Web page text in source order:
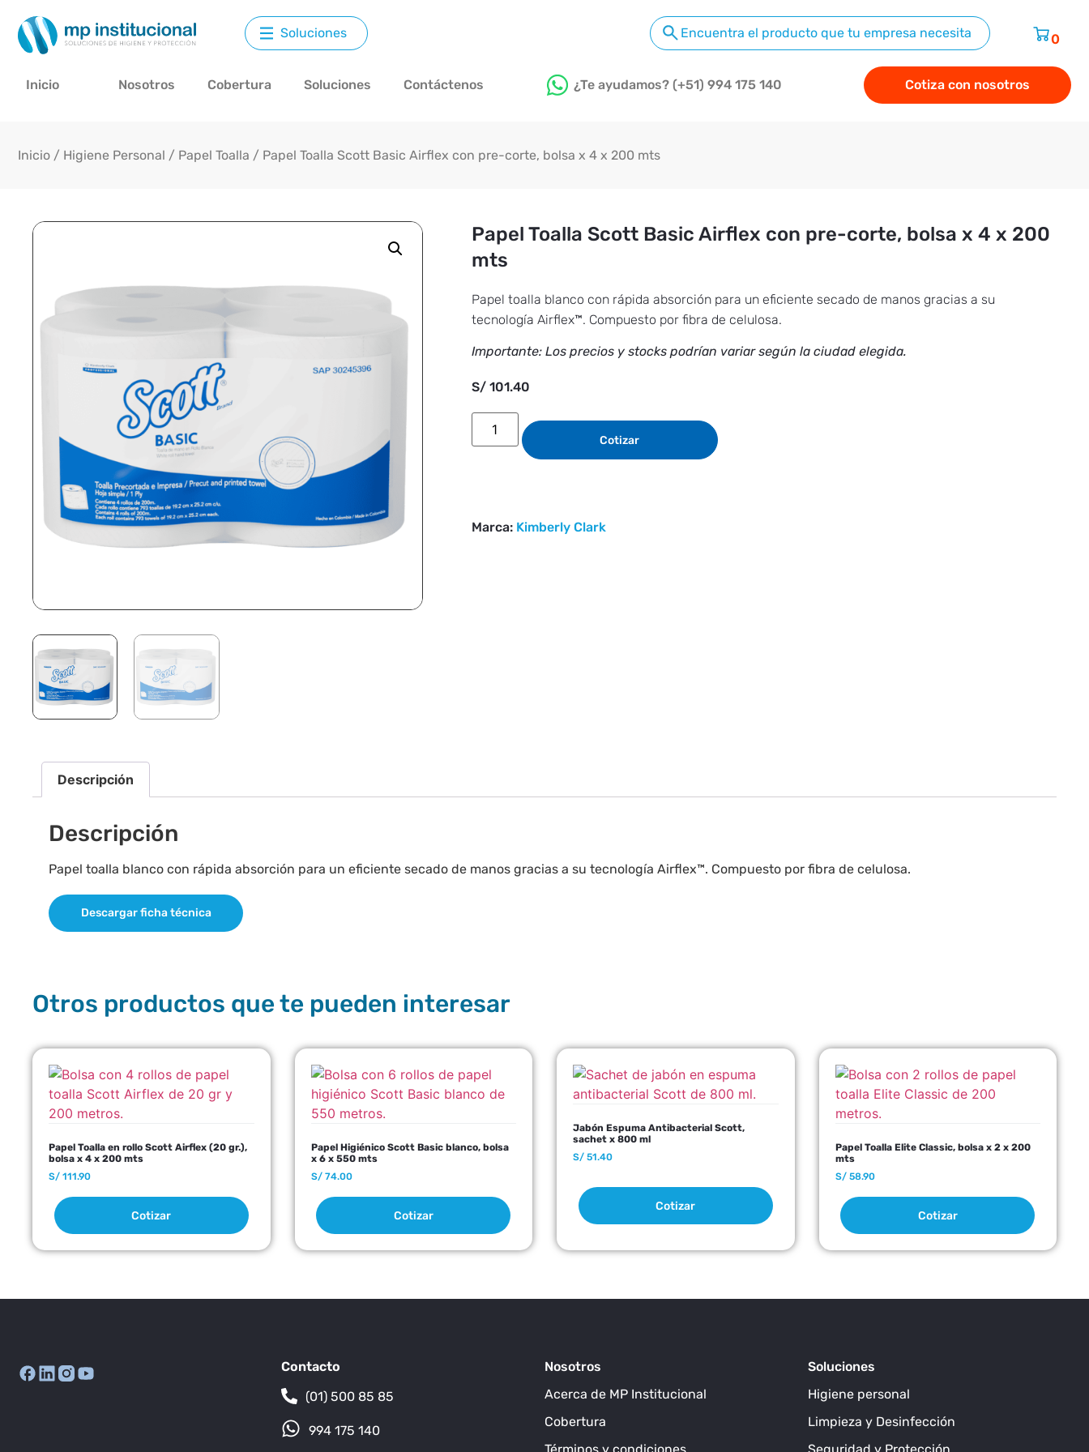
Soluciones 0
Inicio Nosotros Cobertura Soluciones Contáctenos ¿Te ayudamos? (+51) 994 175 140 Cotiza con nosotros
Inicio / Higiene Personal / Papel Toalla / Papel Toalla Scott Basic Airflex con pre-corte, bolsa x 4 x 200 mts
Papel Toalla Scott Basic Airflex con pre-corte, bolsa x 4 x 200
mts
Papel toalla blanco con rápida absorción para un eficiente secado de manos gracias a su
tecnología Airflex™. Compuesto por fibra de celulosa.
Importante: Los precios y stocks podrían variar según la ciudad elegida.
S/101.40
Cotizar
Marca: Kimberly Clark
Descripción
Descripción
Papel toalla blanco con rápida absorción para un eficiente secado de manos gracias a su tecnología Airflex™. Compuesto por fibra de celulosa.
Descargar ficha técnica
Otros productos que te pueden interesar
Papel Toalla en rollo Scott Airflex (20 gr.),
bolsa x 4 x 200 mts
S/ 111.90
Cotizar
Papel Higiénico Scott Basic blanco, bolsa
x 6 x 550 mts
S/74.00
Cotizar
Jabón Espuma Antibacterial Scott,
sachet x 800 ml
S/ 51.40
Cotizar
Papel Toalla Elite Classic, bolsa x 2 x 200
mts
S/58.90
Cotizar
Contacto
(01) 500 85 85
994 175 140
Nosotros
Acerca de MP Institucional
Cobertura
Soluciones
Higiene personal
Limpieza y Desinfección